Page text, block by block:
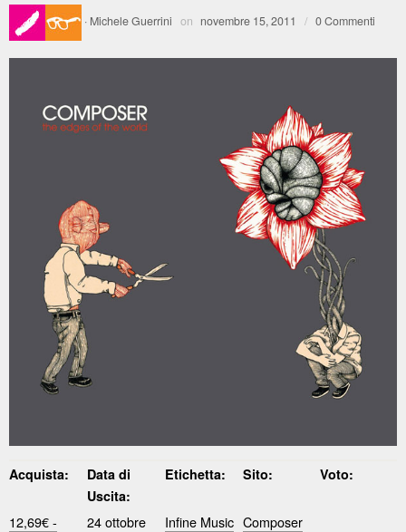
· Michele Guerrini on novembre 15, 2011 / 0 Commenti
Acquista:
Data di
Uscita:
Etichetta: Sito: Voto:
12,69€ -
24 ottobre
Infine Music Composer